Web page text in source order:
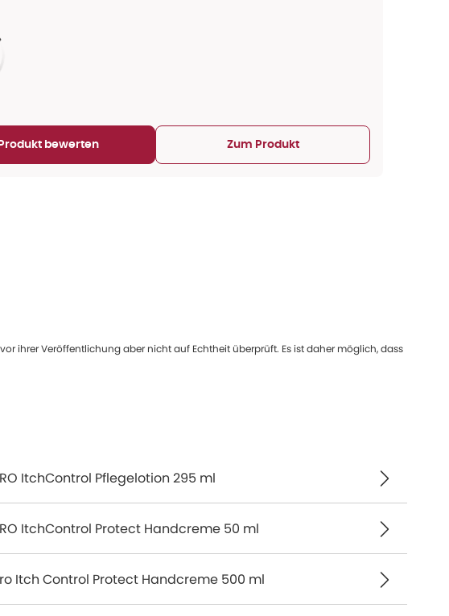
Produkt bewerten Zum Produkt
ihrer Veröffentlichung aber nicht auf Echtheit überprüft. Es ist daher möglich, dass
ItchControl Pflegelotion 295 ml
ItchControl Protect Handcreme 50 ml
Itch Control Protect Handcreme 500 ml